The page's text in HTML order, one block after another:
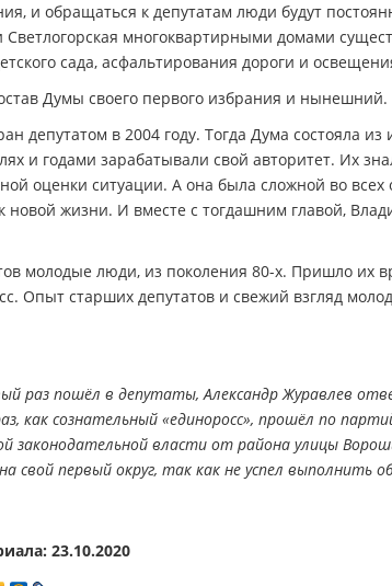
и обращаться к депутатам люди будут
многоквартирными домами
сада, асфальтирования дороги и
Думы своего первого избрания и нынешний.
депутатом в 2004 году. Тогда Дума состояла из
и годами зарабатывали свой авторитет. Их
оценки ситуации. А она была сложной во
новой жизни. И вместе с тогдашним главой,
молодые люди, из поколения 80-х. Пришло их
Опыт старших депутатов и свежий взгляд
раз пошёл в депутаты, Александр Журавлев
как сознательный «единоросс», прошёл по
законодательной власти от района улицы
свой первый округ, так как не успел
23.10.2020